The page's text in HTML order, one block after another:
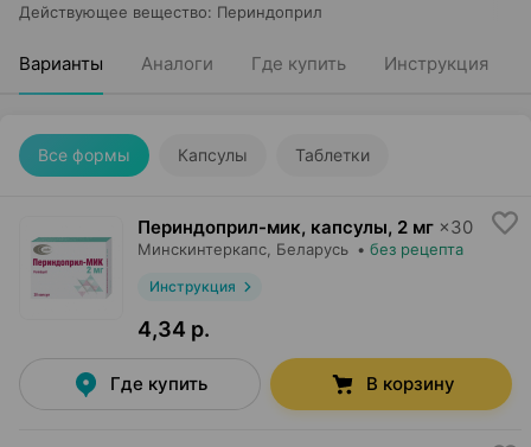
Действующее вещество: Периндоприл
Варианты Аналоги Где купить Инструкция
Все формы Капсулы Таблетки
Периндоприл-мик, капсулы, 2 мг ×30
Минскинтеркапс , Беларусь • без рецепта
Инструкция
4,34 р.
Где купить В корзину